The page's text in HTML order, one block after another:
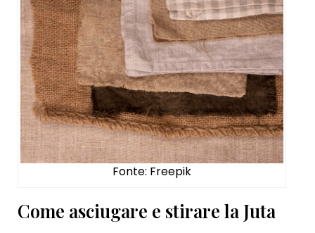
Fonte: Freepik
Come asciugare e stirare la Juta